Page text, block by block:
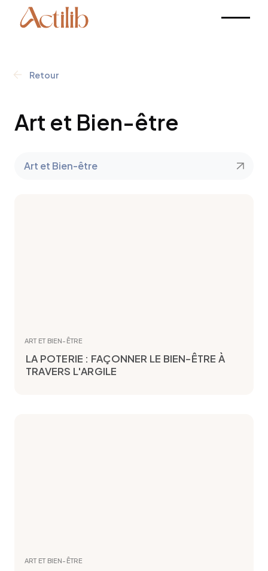
Retour
Art et Bien-être
Art et Bien-être
ART ET BIEN-ÊTRE
LA POTERIE : FAÇONNER LE BIEN-ÊTRE À
TRAVERS L'ARGILE
ART ET BIEN-ÊTRE